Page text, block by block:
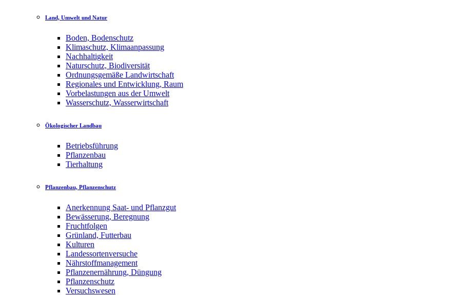
Land, Umwelt und Natur
Boden, Bodenschutz
Klimaschutz, Klimaanpassung
Nachhaltigkeit
Naturschutz, Biodiversität
Ordnungsgemäße Landwirtschaft
Regionales und Entwicklung, Raum
Vorbelastungen aus der Umwelt
Wasserschutz, Wasserwirtschaft
Ökologischer Landbau
Betriebsführung
Pflanzenbau
Tierhaltung
Pflanzenbau, Pflanzenschutz
Anerkennung Saat- und Pflanzgut
Bewässerung, Beregnung
Fruchtfolgen
Grünland, Futterbau
Kulturen
Landessortenversuche
Nährstoffmanagement
Pflanzenernährung, Düngung
Pflanzenschutz
Versuchswesen